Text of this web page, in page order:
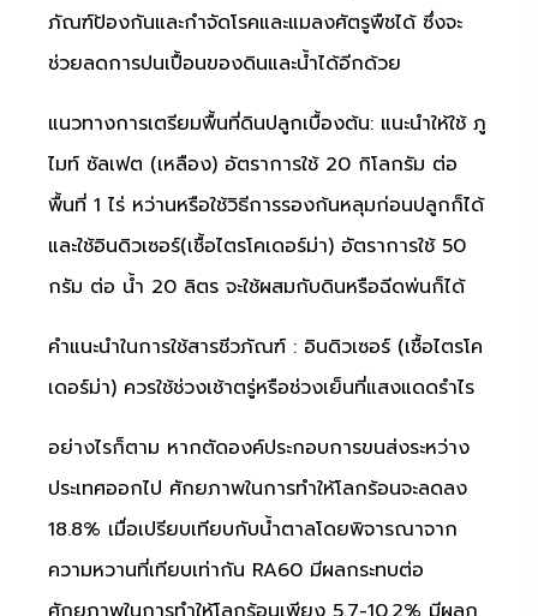
ภัณฑ์ป้องกันและกำจัดโรคและแมลงศัตรูพืชได้ ซึ่งจะ
ช่วยลดการปนเปื้อนของดินและน้ำได้อีกด้วย
แนวทางการเตรียมพื้นที่ดินปลูกเบื้องต้น: แนะนำให้ใช้ ภู
ไมท์ ซัลเฟต (เหลือง) อัตราการใช้ 20 กิโลกรัม ต่อ
พื้นที่ 1 ไร่ หว่านหรือใช้วิธีการรองก้นหลุมก่อนปลูกก็ได้
และใช้อินดิวเซอร์(เชื้อไตรโคเดอร์ม่า) อัตราการใช้ 50
กรัม ต่อ น้ำ 20 ลิตร จะใช้ผสมกับดินหรือฉีดพ่นก็ได้
คำแนะนำในการใช้สารชีวภัณฑ์ : อินดิวเซอร์ (เชื้อไตรโค
เดอร์ม่า) ควรใช้ช่วงเช้าตรู่หรือช่วงเย็นที่แสงแดดรำไร
อย่างไรก็ตาม หากตัดองค์ประกอบการขนส่งระหว่าง
ประเทศออกไป ศักยภาพในการทำให้โลกร้อนจะลดลง
18.8% เมื่อเปรียบเทียบกับน้ำตาลโดยพิจารณาจาก
ความหวานที่เทียบเท่ากัน RA60 มีผลกระทบต่อ